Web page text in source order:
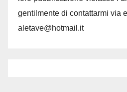
gentilmente di contattarmi via
aletave@hotmail.it